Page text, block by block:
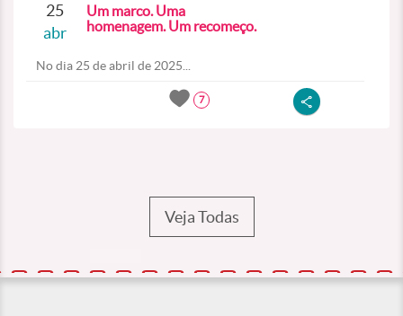
25
abr
Um marco. Uma
homenagem. Um recomeço.
No dia 25 de abril de 2025...
7
Veja Todas